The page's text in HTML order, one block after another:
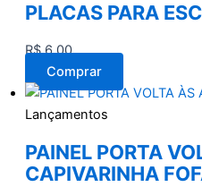
PLACAS PARA
R$6,00
Comprar
Lançamentos
PAINEL PORTA
CAPIVARINHA